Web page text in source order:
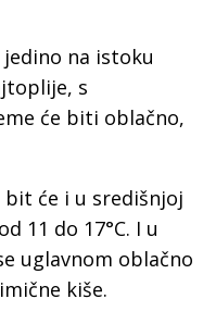
na istoku
s
će biti oblačno,
će i u središnjoj
11 do 17°C. I u
uglavnom oblačno
kiše.